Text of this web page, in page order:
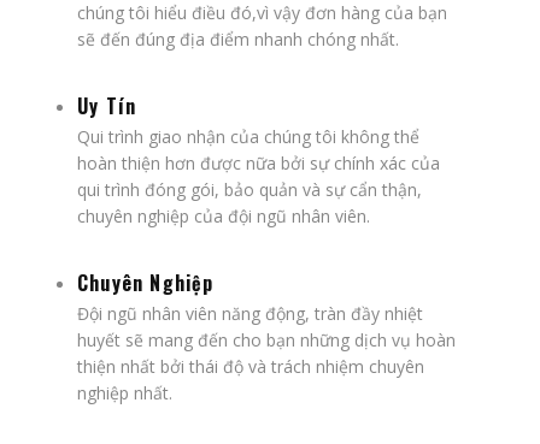
chúng tôi hiểu điều đó,vì vậy đơn hàng của bạn
sẽ đến đúng địa điểm nhanh chóng nhất.
Uy Tín
Qui trình giao nhận của chúng tôi không thể
hoàn thiện hơn được nữa bởi sự chính xác của
qui trình đóng gói, bảo quản và sự cẩn thận,
chuyên nghiệp của đội ngũ nhân viên.
Chuyên Nghiệp
Đội ngũ nhân viên năng động, tràn đầy nhiệt
huyết sẽ mang đến cho bạn những dịch vụ hoàn
thiện nhất bởi thái độ và trách nhiệm chuyên
nghiệp nhất.